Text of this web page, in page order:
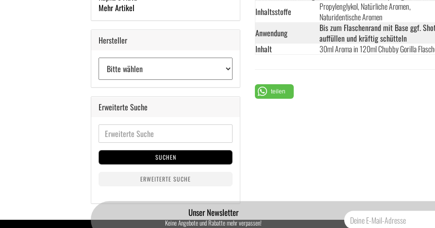
Inhaltsstoffe
Propylenglykol, Natürliche Aromen,
Naturidentische Aromen
Anwendung
Bis zum Flaschenrand mit Base ggf.
auffüllen und kräftig schütteln
Inhalt
30ml Aroma in 120ml Chubby Gorilla
teilen
Mehr Artikel
Hersteller
Erweiterte Suche
SUCHEN
ERWEITERTE SUCHE
Unser Newsletter
Keine Angebote und Rabatte mehr verpassen!